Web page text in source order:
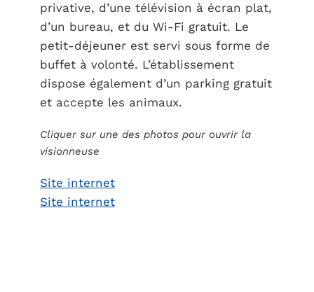
privative, d’une télévision à écran plat,
d’un bureau, et du Wi-Fi gratuit. Le
petit-déjeuner est servi sous forme de
buffet à volonté. L’établissement
dispose également d’un parking gratuit
et accepte les animaux.
Cliquer sur une des photos pour ouvrir la
visionneuse
Site internet
Site internet